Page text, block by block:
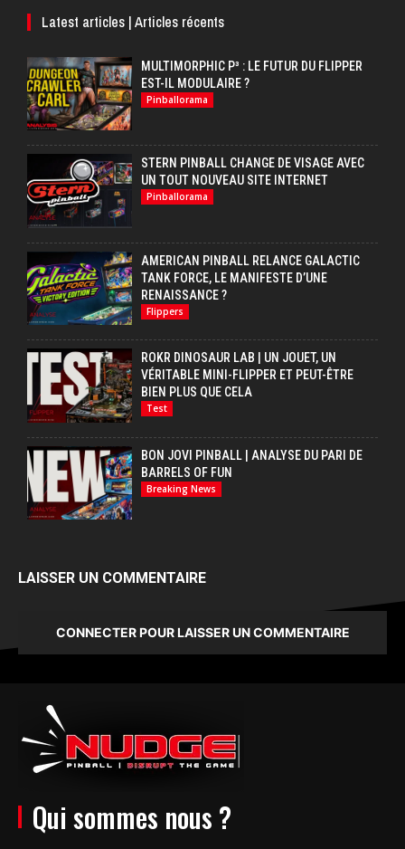
Latest articles | Articles récents
MULTIMORPHIC P³ : LE FUTUR DU FLIPPER
EST-IL MODULAIRE ?
Pinballorama
STERN PINBALL CHANGE DE VISAGE AVEC
UN TOUT NOUVEAU SITE INTERNET
Pinballorama
AMERICAN PINBALL RELANCE GALACTIC
TANK FORCE, LE MANIFESTE D’UNE
RENAISSANCE ?
Flippers
ROKR DINOSAUR LAB | UN JOUET, UN
VÉRITABLE MINI-FLIPPER ET PEUT-ÊTRE
BIEN PLUS QUE CELA
Test
BON JOVI PINBALL | ANALYSE DU PARI DE
BARRELS OF FUN
Breaking News
LAISSER UN COMMENTAIRE
CONNECTER POUR LAISSER UN COMMENTAIRE
Qui sommes nous ?